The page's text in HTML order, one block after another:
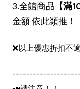
3.全館商品 【滿
金額 依此類推！
❌以上優惠折扣不